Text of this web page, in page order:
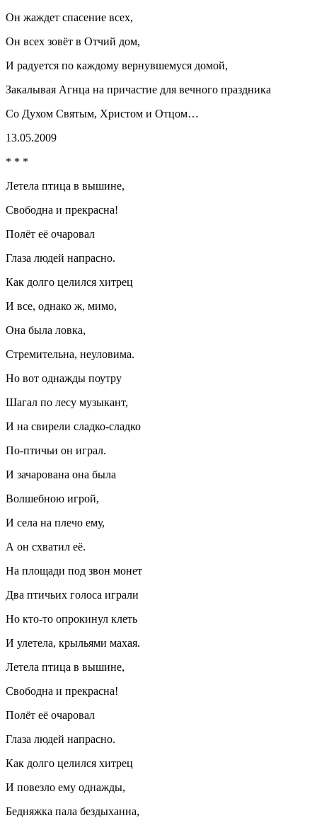
Он жаждет спасение всех,
Он всех зовёт в Отчий дом,
И радуется по каждому вернувшемуся домой,
Закалывая Агнца на причастие для вечного праздника
Со Духом Святым, Христом и Отцом…
13.05.2009
* * *
Летела птица в вышине,
Свободна и прекрасна!
Полёт её очаровал
Глаза людей напрасно.
Как долго целился хитрец
И все, однако ж, мимо,
Она была ловка,
Стремительна, неуловима.
Но вот однажды поутру
Шагал по лесу музыкант,
И на свирели сладко-сладко
По-птичьи он играл.
И зачарована она была
Волшебною игрой,
И села на плечо ему,
А он схватил её.
На площади под звон монет
Два птичьих голоса играли
Но кто-то опрокинул клеть
И улетела, крыльями махая.
Летела птица в вышине,
Свободна и прекрасна!
Полёт её очаровал
Глаза людей напрасно.
Как долго целился хитрец
И повезло ему однажды,
Бедняжка пала бездыханна,